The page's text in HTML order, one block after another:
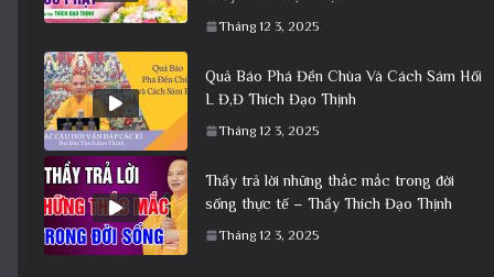
Tháng 12 3, 2025
Quả Báo Phá Đền Chùa Và Cách Sám Hối
L Đ,Đ Thích Đạo Thịnh
Tháng 12 3, 2025
Thầy trả lời những thắc mắc trong đời
sống thực tế – Thầy Thích Đạo Thịnh
Tháng 12 3, 2025